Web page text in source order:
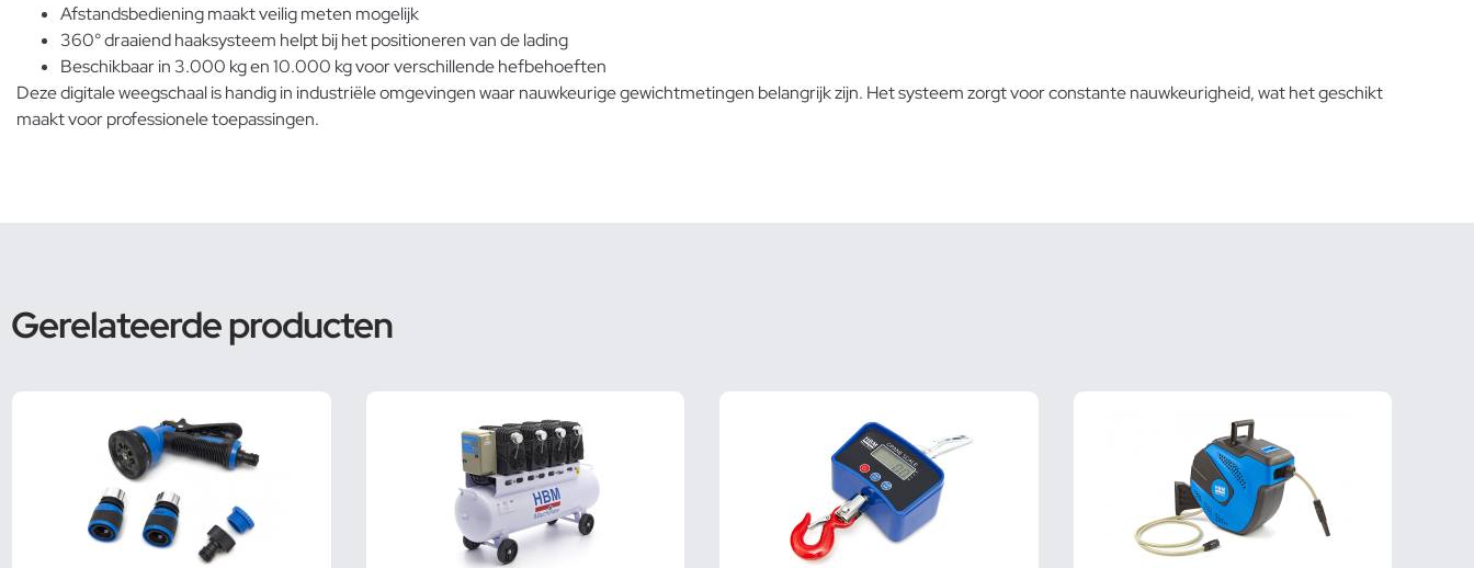
Afstandsbediening maakt veilig meten mogelijk
360° draaiend haaksysteem helpt bij het positioneren van de lading
Beschikbaar in 3.000 kg en 10.000 kg voor verschillende hefbehoeften
Deze digitale weegschaal is handig in industriële omgevingen waar nauwkeurige gewichtmetingen belangrijk zijn. Het systeem zorgt voor constante nauwkeurigheid, wat het geschikt
maakt voor professionele toepassingen.
Gerelateerde producten